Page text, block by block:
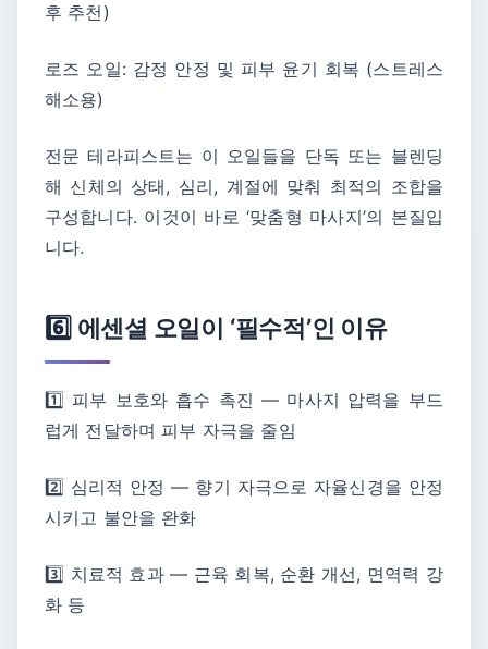
후 추천)
로즈 오일: 감정 안정 및 피부 윤기 회복 (스트레스
해소용)
전문 테라피스트는 이 오일들을 단독 또는 블렌딩
해 신체의 상태, 심리, 계절에 맞춰 최적의 조합을
구성합니다. 이것이 바로 ‘맞춤형 마사지’의 본질입
니다.
6️⃣ 에센셜 오일이 ‘필수적’인 이유
1️⃣ 피부 보호와 흡수 촉진 — 마사지 압력을 부드
럽게 전달하며 피부 자극을 줄임
2️⃣ 심리적 안정 — 향기 자극으로 자율신경을 안정
시키고 불안을 완화
3️⃣ 치료적 효과 — 근육 회복, 순환 개선, 면역력 강
화 등